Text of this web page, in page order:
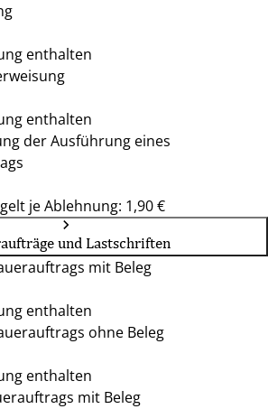
enthalten
enthalten
der Ausführung eines
je Ablehnung: 1,90 €
und Lastschriften
mit Beleg
enthalten
ohne Beleg
enthalten
mit Beleg